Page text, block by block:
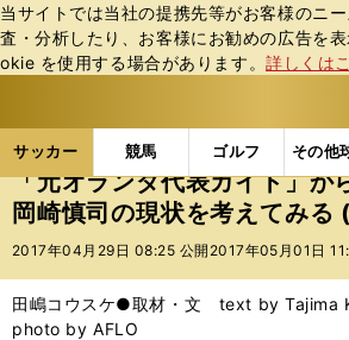
当サイトでは当社の提携先等がお客様のニ
査・分析したり、お客様にお勧めの広告を
okie を使⽤する場合があります。詳しくは
サッカー 競馬 ゴルフ その他
ス
ポ
ル
バ
サッカーの記事一覧 海外サッ
「元オランダ代表カイト」か
岡崎慎司の現状を考えてみる
2017年04月29日 08:25 公開 2017年05月01日
田嶋コウスケ●取材・文 text by Tajima
photo by AFLO